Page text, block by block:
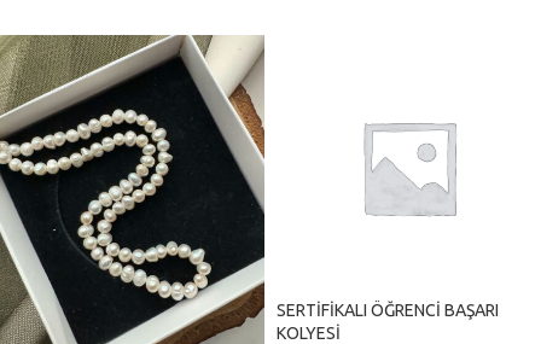
SERTİFİKALI ÖĞRENCİ BAŞARI
KOLYESİ